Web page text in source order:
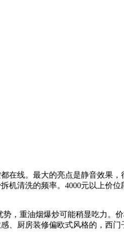
线。最大的亮点是静音效果
清洗的频率。4000元以上价
，重油烟爆炒可能稍显吃力。
、厨房装修偏欧式风格的，西门